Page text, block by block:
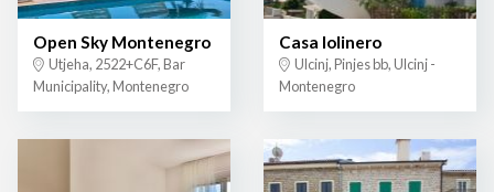
Open Sky Montenegro
Utjeha, 2522+C6F, Bar
Municipality, Montenegro
Casa lolinero
Ulcinj, Pinjes bb, Ulcinj -
Montenegro